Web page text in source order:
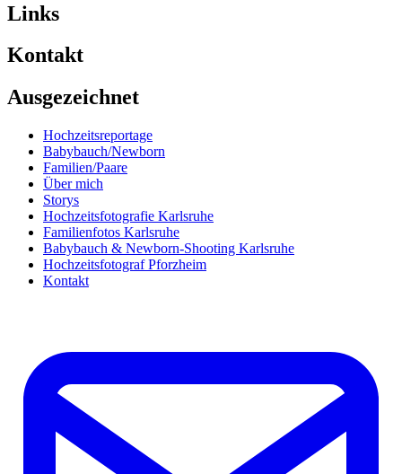
Links
Kontakt
Ausgezeichnet
Hochzeitsreportage
Babybauch/Newborn
Familien/Paare
Über mich
Storys
Hochzeitsfotografie Karlsruhe
Familienfotos Karlsruhe
Babybauch & Newborn-Shooting Karlsruhe
Hochzeitsfotograf Pforzheim
Kontakt